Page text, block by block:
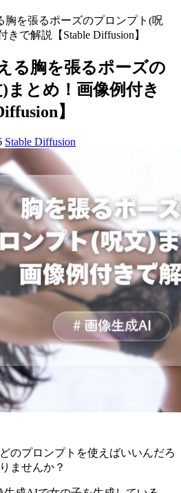
胸を張るポーズのプロンプト(呪
で解説【Stable Diffusion】
る胸を張るポーズの
まとめ！画像例付き
】
Stable Diffusion
のプロンプトを使えばいいんだろ
ませんか？